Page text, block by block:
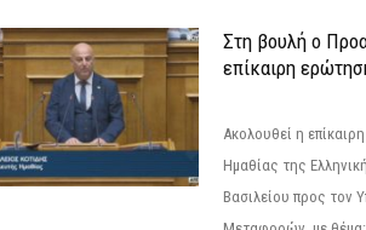
Στη βουλή ο
επίκαιρη
Ακολουθεί η
Ημαθίας της
Βασιλείου προς τον